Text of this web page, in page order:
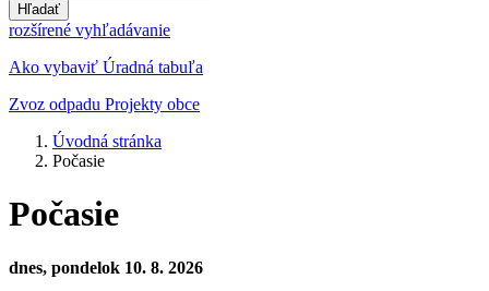
Hľadať
rozšírené vyhľadávanie
Ako vybaviť Úradná tabuľa
Zvoz odpadu Projekty obce
Úvodná stránka
Počasie
Počasie
dnes, pondelok 10. 8. 2026